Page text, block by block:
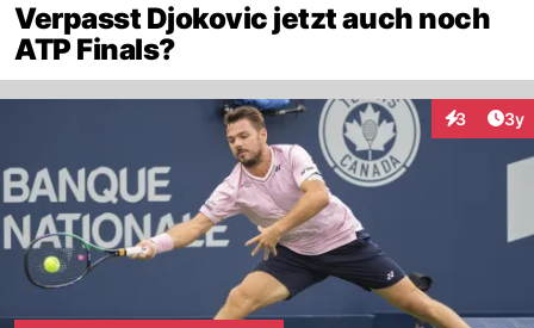
Verpasst Djokovic jetzt auch noch
ATP Finals?
3 3y